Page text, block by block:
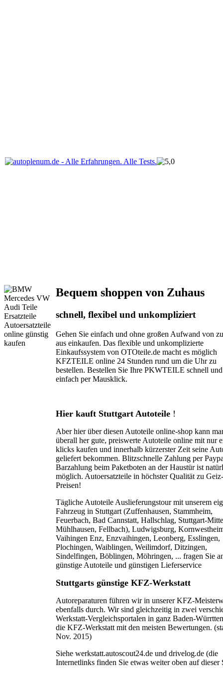
Bequem shoppen von Zuhaus
schnell, flexibel und unkompliziert
Gehen Sie einfach und ohne großen Aufwand von
aus einkaufen. Das flexible und unkomplizierte
Einkaufssystem von OTOteile.de macht es möglich
KFZTEILE online 24 Stunden rund um die Uhr zu
bestellen. Bestellen Sie Ihre PKWTEILE schnell und
einfach per Mausklick.
Hier kauft Stuttgart Autoteile !
Aber hier über diesen Autoteile online-shop kann
überall her gute, preiswerte Autoteile online mit nur
klicks kaufen und innerhalb kürzerster Zeit seine
geliefert bekommen. Blitzschnelle Zahlung per
Barzahlung beim Paketboten an der Haustür ist
möglich. Autoersatzteile in höchster Qualität zu Geiz-
Preisen!
Tägliche Autoteile Auslieferungstour mit unserem
Fahrzeug in Stuttgart (Zuffenhausen, Stammheim,
Feuerbach, Bad Cannstatt, Hallschlag, Stuttgart-
Mühlhausen, Fellbach), Ludwigsburg,
Vaihingen Enz, Enzvaihingen, Leonberg, Esslingen,
Plochingen, Waiblingen, Weilimdorf, Ditzingen,
Sindelfingen, Böblingen, Möhringen, ... fragen Sie
günstige Autoteile und günstigen Lieferservice
Stuttgarts günstige KFZ-Werkstatt
Autoreparaturen führen wir in unserer KFZ-
ebenfalls durch. Wir sind gleichzeitig in zwei
Werkstatt-Vergleichsportalen in ganz Baden-
die KFZ-Werkstatt mit den meisten Bewertungen.
Nov. 2015)
Siehe werkstatt.autoscout24.de und drivelog.de (die
Internetlinks finden Sie etwas weiter oben auf dieser